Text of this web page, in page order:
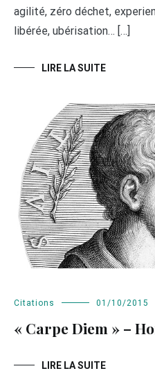
agilité, zéro déchet,
libérée, ubérisation… […]
LIRE LA SUITE
Citations 01/10/2015
« Carpe Diem » –
LIRE LA SUITE